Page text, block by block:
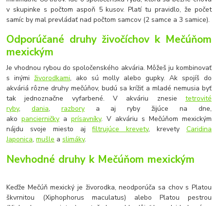
v skupinke s počtom aspoň 5 kusov. Platí tu pravidlo, že počet
samíc by mal prevládať nad počtom samcov (2 samce a 3 samice).
Odporúčané druhy živočíchov k Mečúňom
mexickým
Je vhodnou rybou do spoločenského akvária. Môžeš ju kombinovať
s inými živorodkami, ako sú molly alebo gupky. Ak spojíš do
akváriá rôzne druhy mečúňov, budú sa krížiť a mladé nemusia byť
tak jednoznačne vyfarbené. V akváriu znesie tetrovité
ryby, dania, razborya aj ryby žijúce na dne,
akopancierničky aprísavníky. V akváriu s Mečúňom mexickým
nájdu svoje miesto ajfiltrujúce krevety, krevety Caridina
Japonica,mušle aslimáky.
Nevhodné druhy k Mečúňom mexickým
Keďže Mečúň mexický je živorodka, neodporúča sa chov s Platou
škvrnitou (Xiphophorus maculatus) alebo Platou pestrou